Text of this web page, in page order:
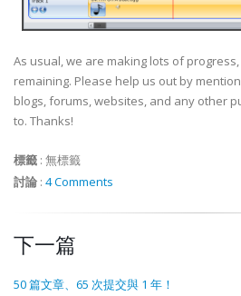
As usual, we are making lots of
remaining. Please help us out by
blogs, forums, websites, and any other
to. Thanks!
標籤 : 無標籤
討論 : 4 Comments
下一篇
50 篇文章、65 次提交與 1 年！